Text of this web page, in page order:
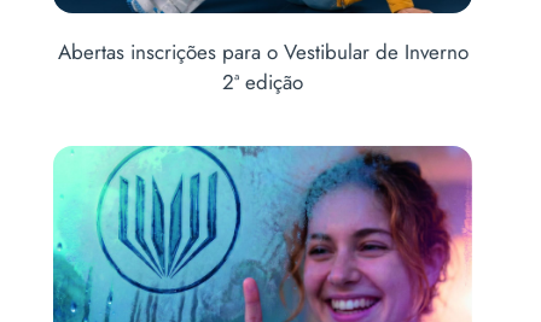
Abertas inscrições para o Vestibular de Inverno
2ª edição